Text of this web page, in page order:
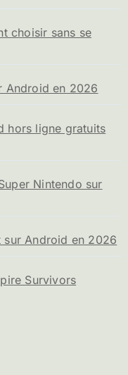
choisir sans se
Android en 2026
hors ligne gratuits
Nintendo sur
sur Android en 2026
Survivors